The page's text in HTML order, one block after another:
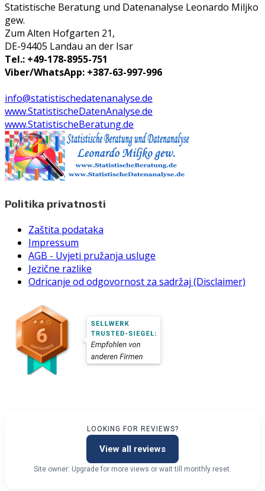
Statistische Beratung und Datenanalyse Leonardo Miljko
gew.
Zum Alten Hofgarten 21,
DE-94405 Landau an der Isar
Tel.: +49-178-8955-751
Viber/WhatsApp: +387-63-997-996
info@statistischedatenanalyse.de
www.StatistischeDatenAnalyse.de
www.StatistischeBeratung.de
Politika privatnosti
Zaštita podataka
Impressum
AGB - Uvjeti pružanja usluge
Jezične razlike
Odricanje od odgovornost za sadržaj (Disclaimer)
LOOKING FOR REVIEWS?
View all reviews
Site owner: Upgrade for more views or wait till monthly reset.